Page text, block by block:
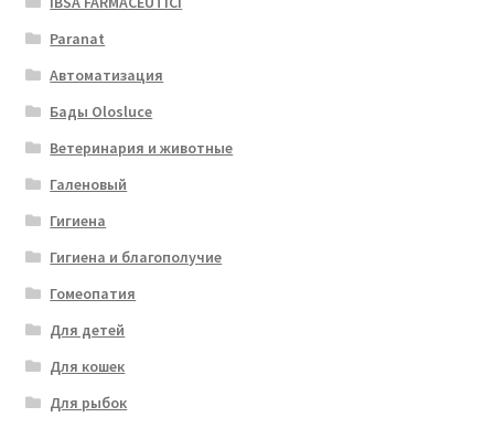
Paranat
Автоматизация
Бады Olosluce
Ветеринария и животные
Галеновый
Гигиена
Гигиена и благополучие
Гомеопатия
Для детей
Для кошек
Для рыбок